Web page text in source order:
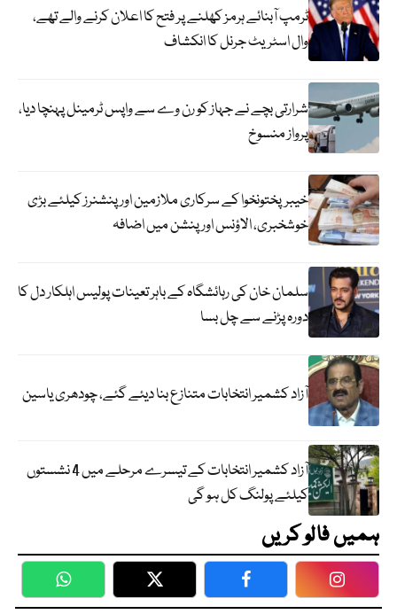
ٹرمپ آبنائے ہرمز کھلنے پر فتح کا اعلان کرنے والے تھے،
وال اسٹریٹ جرنل کا انکشاف
شرارتی بچے نے جہاز کو رن وے سے واپس ٹرمینل پہنچا دیا،
پرواز منسوخ
خیبرپختونخوا کے سرکاری ملازمین اور پنشنرز کیلئے بڑی
خوشخبری، الاؤنس اور پنشن میں اضافہ
سلمان خان کی رہائشگاہ کے باہر تعینات پولیس اہلکار دل کا
دورہ پڑنے سے چل بسا
آزاد کشمیر انتخابات متنازع بنا دیئے گئے، چودھری یاسین
آزاد کشمیر انتخابات کے تیسرے مرحلے میں 4 نشستوں
کیلئے پولنگ کل ہو گی
ہمیں فالو کریں
WhatsApp Twitter Facebook